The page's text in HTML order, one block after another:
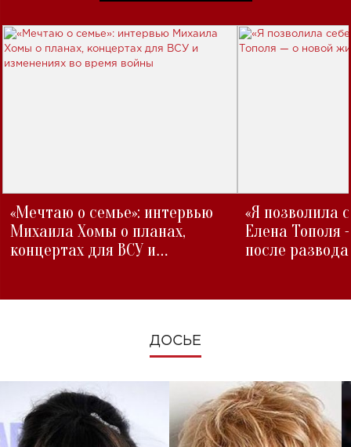
«Мечтаю о семье»: интервью
Михаила Хомы о планах,
концертах для ВСУ и
«Я позволила
Елена Тополя
после развода
ДОСЬЕ